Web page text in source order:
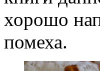
хорошо
помеха.